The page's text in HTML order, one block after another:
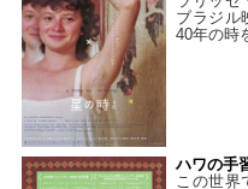
ブラジル
40年の時
ハワの手
この世界